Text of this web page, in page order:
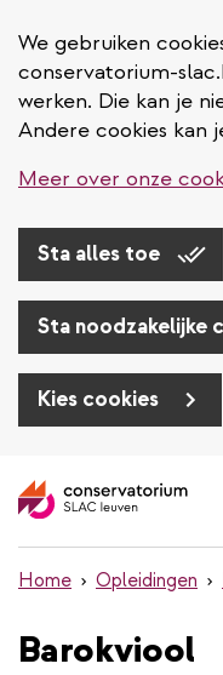
We gebruiken
conservatorium-
werken. Die kan je
Andere cookies kan
Meer over onze
Sta alles toe
Sta noodzakelijke
Kies cookies
en
inhoud
Home Opleidingen
Barokviool